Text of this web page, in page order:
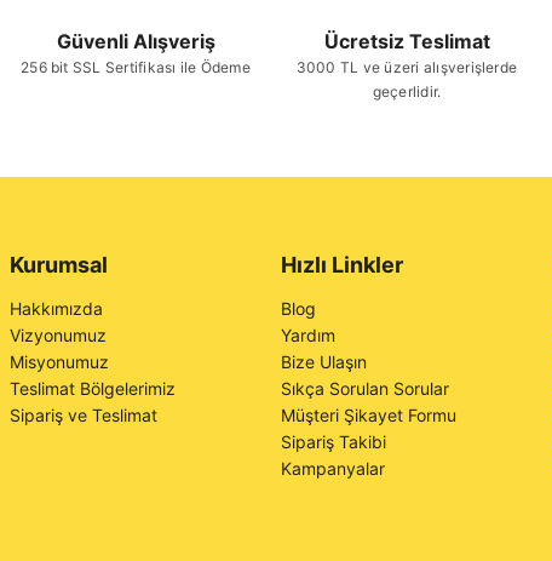
Güvenli Alışveriş
256 bit SSL Sertifikası ile Ödeme
Ücretsiz Teslimat
3000 TL ve üzeri alışverişlerde
geçerlidir.
Kurumsal
Hakkımızda
Vizyonumuz
Misyonumuz
Teslimat Bölgelerimiz
Sipariş ve Teslimat
Hızlı Linkler
Blog
Yardım
Bize Ulaşın
Sıkça Sorulan Sorular
Müşteri Şikayet Formu
Sipariş Takibi
Kampanyalar